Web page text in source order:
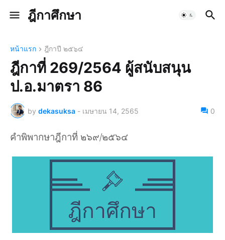
ฎีกาศึกษา
หน้าแรก ฎีกาปี ๒๕๖๔
ฎีกาที่ 269/2564 ผู้สนับสนุน
ป.อ.มาตรา 86
by dekasuksa - เมษายน 14, 2565 0
คำพิพากษาฎีกาที่ ๒๖๙/๒๕๖๔